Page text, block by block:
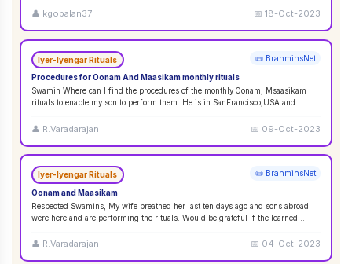
👤 kgopalan37 📅18-Oct-2023
Iyer-Iyengar Rituals 📜 BrahminsNet
Procedures for Oonam And Maasikam monthly rituals
Swamin Where can I find the procedures of the monthly Oonam, Msaasikam
rituals to enable my son to perform them. He is in SanFrancisco,USA and
👤 R.Varadarajan 📅 09-Oct-2023
Iyer-Iyengar Rituals 📜 BrahminsNet
Oonam and Maasikam
Respected Swamins, ​​​​​​My wife breathed her last ten days ago and sons abroad
were here and are performing the rituals. Would be grateful if the learned
👤 R.Varadarajan 📅 04-Oct-2023